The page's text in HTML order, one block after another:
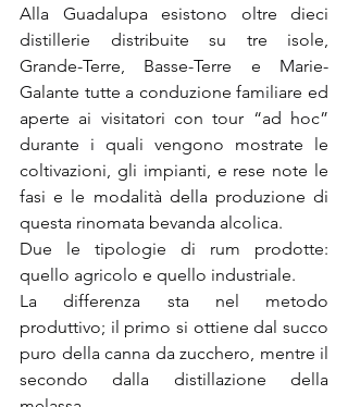
Alla Guadalupa esistono oltre dieci
distillerie distribuite su tre isole,
Grande-Terre, Basse-Terre e Marie-
Galante tutte a conduzione familiare ed
aperte ai visitatori con tour “ad hoc”
durante i quali vengono mostrate le
coltivazioni, gli impianti, e rese note le
fasi e le modalità della produzione di
questa rinomata bevanda alcolica.
Due le tipologie di rum prodotte:
quello agricolo e quello industriale.
La differenza sta nel metodo
produttivo; il primo si ottiene dal succo
puro della canna da zucchero, mentre il
secondo dalla distillazione della